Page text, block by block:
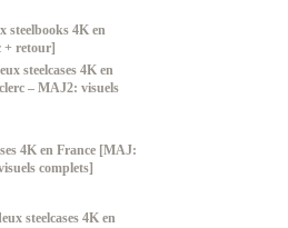
steelbooks 4K en
+ retour]
steelcases 4K en
– MAJ2: visuels
4K en France [MAJ:
complets]
steelcases 4K en